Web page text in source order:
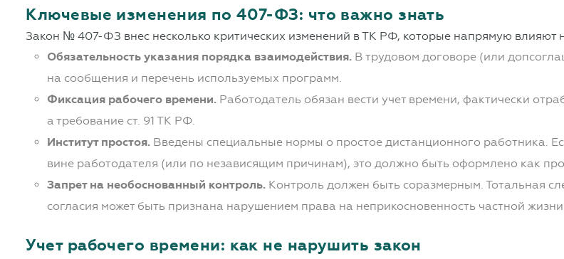
Ключевые изменения по 407-ФЗ: что важно знать
Закон № 407-ФЗ внес несколько критических изменений в ТК РФ, которые напрямую влияют
Обязательность указания порядка взаимодействия. В трудовом договоре (или
на сообщения и перечень используемых программ.
Фиксация рабочего времени. Работодатель обязан вести учет времени, фактически
а требование ст. 91 ТК РФ.
Институт простоя. Введены специальные нормы о простое дистанционного работника.
вине работодателя (или по независящим причинам), это должно быть оформлено как
Запрет на необоснованный контроль. Контроль должен быть соразмерным. Тотальная
согласия может быть признана нарушением права на неприкосновенность частной
Учет рабочего времени: как не нарушить закон